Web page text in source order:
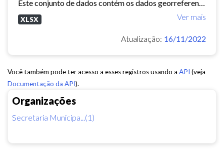
Organizações
Secretaria Municipa...(1)
Ver mais
XLSX
Atualização: 16/11/2022
Você também pode ter acesso a esses registros usando a API (veja
Documentação da API).